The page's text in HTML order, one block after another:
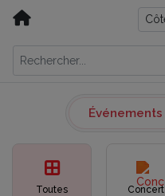
Événements
Toutes Concert